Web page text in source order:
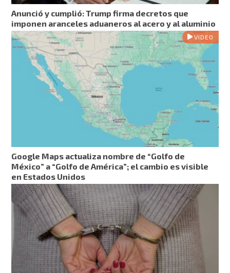
Anunció y cumplió: Trump firma decretos que
imponen aranceles aduaneros al acero y al aluminio
VIDEO
Google Maps actualiza nombre de “Golfo de
México” a “Golfo de América”; el cambio es visible
en Estados Unidos